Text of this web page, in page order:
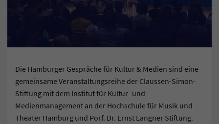
Die Hamburger Gespräche für Kultur & Medien sind eine
gemeinsame Veranstaltungsreihe der Claussen-Simon-
Stiftung mit dem Institut für Kultur- und
Medienmanagement an der Hochschule für Musik und
Theater Hamburg und Porf. Dr. Ernst Langner Stiftung.